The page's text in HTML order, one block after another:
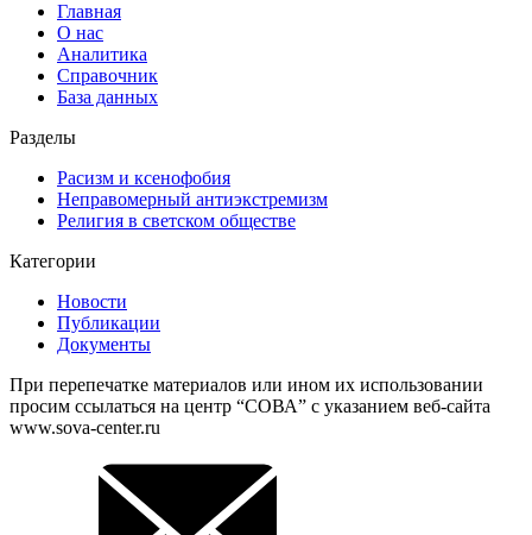
Главная
О нас
Аналитика
Справочник
База данных
Разделы
Расизм и ксенофобия
Неправомерный антиэкстремизм
Религия в светском обществе
Категории
Новости
Публикации
Документы
При перепечатке материалов или ином их использовании
просим ссылаться на центр “СОВА” с указанием веб-сайта
www.sova-center.ru